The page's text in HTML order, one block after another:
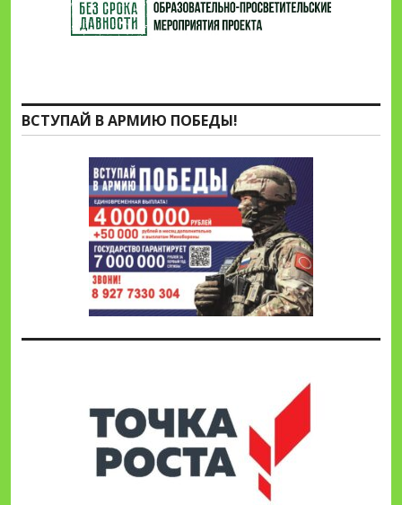
ВСТУПАЙ В АРМИЮ ПОБЕДЫ!